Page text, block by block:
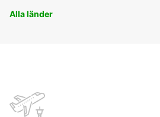
Alla länder